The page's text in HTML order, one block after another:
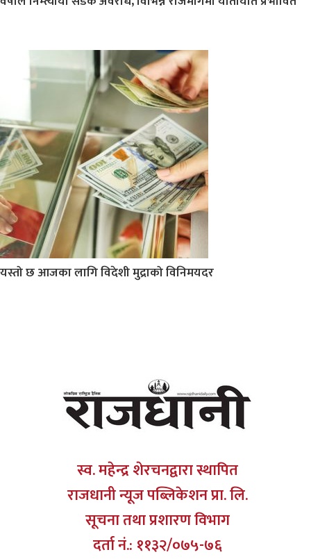
यस्तो छ आजका लागि विदेशी मुद्राको विनिमयदर
स्व. महेन्द्र शेरचनद्वारा स्थापित
राजधानी न्यूज पब्लिकेशन प्रा. लि.
सूचना तथा प्रशारण विभाग
दर्ता नं.: ११३२/०७५-७६